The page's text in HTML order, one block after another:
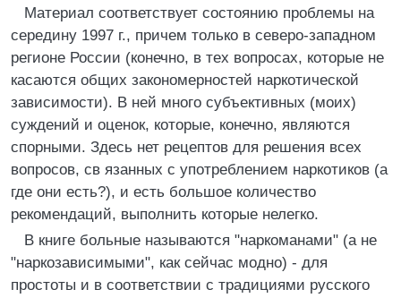
Материал соответствует состоянию проблемы на
середину 1997 г., причем только в северо-западном
регионе России (конечно, в тех вопросах, которые не
касаются общих закономерностей наркотической
зависимости). В ней много субъективных (моих)
суждений и оценок, которые, конечно, являются
спорными. Здесь нет рецептов для решения всех
вопросов, св язанных с употреблением наркотиков (а
где они есть?), и есть большое количество
рекомендаций, выполнить которые нелегко.
В книге больные называются "наркоманами" (а не
"наркозависимыми", как сейчас модно) - для
простоты и в соответствии с традициями русского